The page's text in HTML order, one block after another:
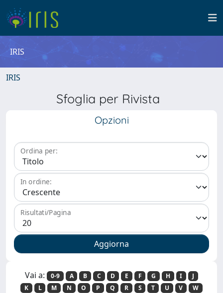
IRIS
IRIS
Sfoglia per Rivista
Opzioni
Ordina per:
In ordine:
Risultati/Pagina
Vai a: 0-9 A B C D E F G H I
J
K
L M N O P Q R S T U V
W